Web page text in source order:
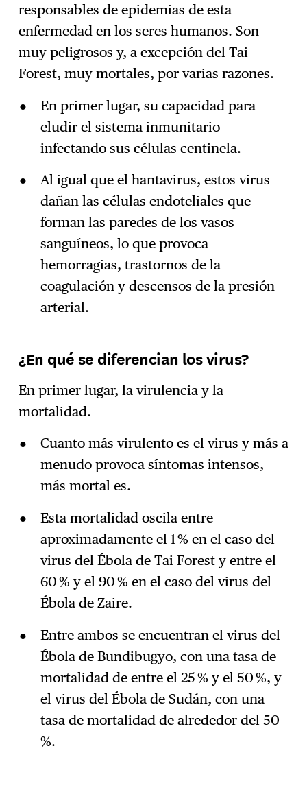
responsables de epidemias de esta
enfermedad en los seres humanos. Son
muy peligrosos y, a excepción del Tai
Forest, muy mortales, por varias razones.
En primer lugar, su capacidad para
eludir el sistema inmunitario
infectando sus células centinela.
Al igual que el hantavirus, estos virus
dañan las células endoteliales que
forman las paredes de los vasos
sanguíneos, lo que provoca
hemorragias, trastornos de la
coagulación y descensos de la presión
arterial.
¿En qué se diferencian los virus?
En primer lugar, la virulencia y la
mortalidad.
Cuanto más virulento es el virus y más a
menudo provoca síntomas intensos,
más mortal es.
Esta mortalidad oscila entre
aproximadamente el 1 % en el caso del
virus del Ébola de Tai Forest y entre el
60 % y el 90 % en el caso del virus del
Ébola de Zaire.
Entre ambos se encuentran el virus del
Ébola de Bundibugyo, con una tasa de
mortalidad de entre el 25 % y el 50 %, y
el virus del Ébola de Sudán, con una
tasa de mortalidad de alrededor del 50
%.